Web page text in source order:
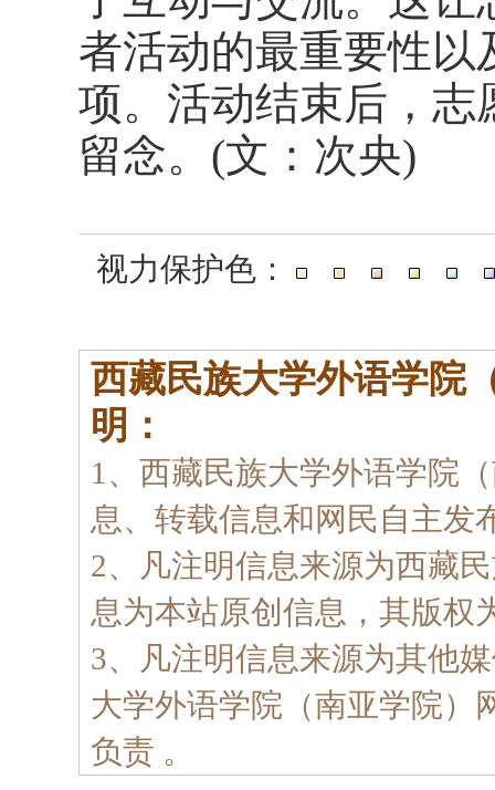
者活动的最重要性
项。活动结束后，志
留念。(文：次央)
视力保护色：
西藏民族大学外语学院
明：
1、西藏民族大学外语学院
息、转载信息和网民自主发
2、凡注明信息来源为西藏
息为本站原创信息，其版权
3、凡注明信息来源为其他
大学外语学院（南亚学院）
负责 。